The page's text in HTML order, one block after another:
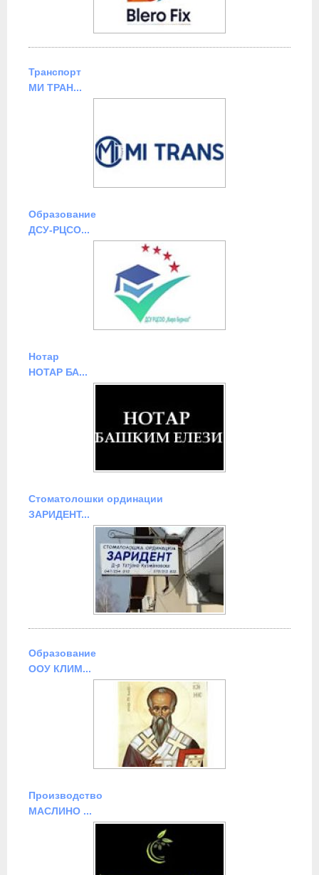
Транспорт
МИ ТРАН...
Образование
ДСУ-РЦСО...
Нотар
НОТАР БА...
Стоматолошки ординации
ЗАРИДЕНТ...
Образование
ООУ КЛИМ...
Производство
МАСЛИНО ...